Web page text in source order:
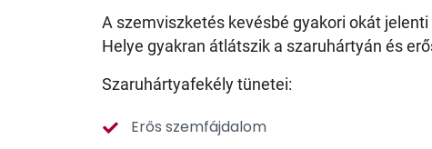
A szemviszketés kevésbé gyakori okát
Helye gyakran átlátszik a szaruhártyán és
Szaruhártyafekély tünetei:
Erős szemfájdalom